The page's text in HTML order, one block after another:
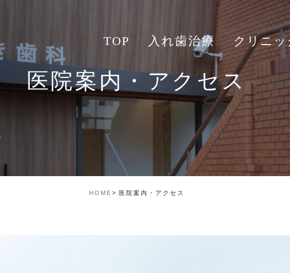
TOP 入れ歯治療 クリニッ
医院案内・アクセス
HOME 医院案内・アクセス